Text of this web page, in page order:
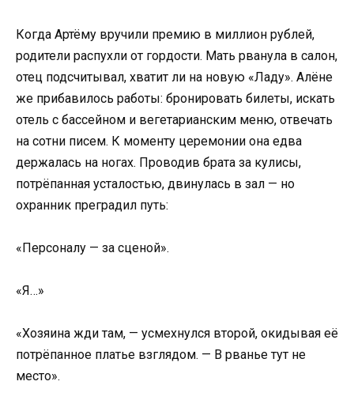
Когда Артёму вручили премию в миллион рублей,
родители распухли от гордости. Мать рванула в салон,
отец подсчитывал, хватит ли на новую «Ладу». Алёне
же прибавилось работы: бронировать билеты, искать
отель с бассейном и вегетарианским меню, отвечать
на сотни писем. К моменту церемонии она едва
держалась на ногах. Проводив брата за кулисы,
потрёпанная усталостью, двинулась в зал — но
охранник преградил путь:
«Персоналу — за сценой».
«Я…»
«Хозяина жди там, — усмехнулся второй, окидывая её
потрёпанное платье взглядом. — В рванье тут не
место».